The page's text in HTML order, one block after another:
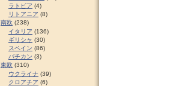
ラトビア (4)
リトアニア (8)
南欧 (238)
イタリア (136)
ギリシャ (30)
スペイン (86)
バチカン (3)
東欧 (310)
ウクライナ (39)
クロアチア (6)